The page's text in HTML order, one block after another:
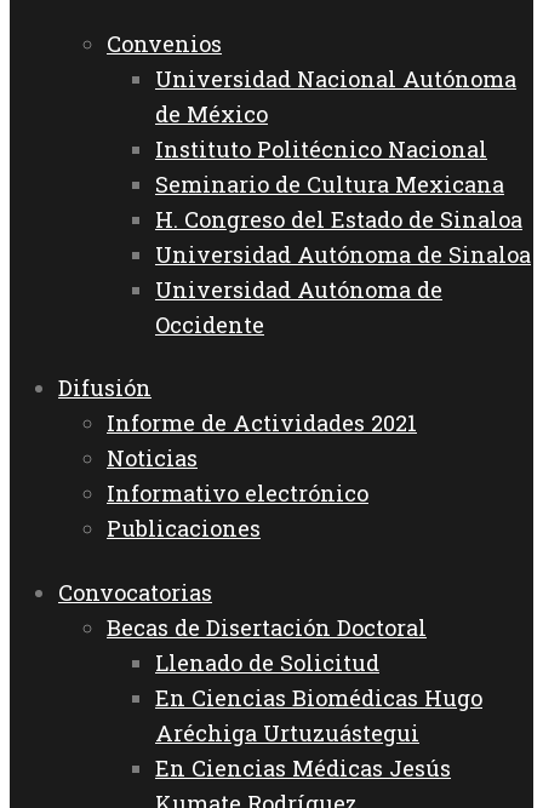
Convenios
Universidad Nacional Autónoma
de México
Instituto Politécnico Nacional
Seminario de Cultura Mexicana
H. Congreso del Estado de Sinaloa
Universidad Autónoma de Sinaloa
Universidad Autónoma de
Occidente
Difusión
Informe de Actividades 2021
Noticias
Informativo electrónico
Publicaciones
Convocatorias
Becas de Disertación Doctoral
Llenado de Solicitud
En Ciencias Biomédicas Hugo
Aréchiga Urtuzuástegui
En Ciencias Médicas Jesús